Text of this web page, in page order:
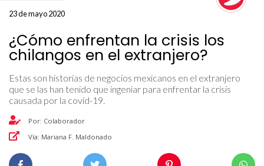
23 de mayo 2020
¿Cómo enfrentan la crisis los
chilangos en el extranjero?
Estas son historias de negocios mexicanos en el extranjero
que se las han tenido que ingeniar para enfrentar la crisis
causada por la covid-19.
Por: Colaborador
Vía: Mariana F. Maldonado